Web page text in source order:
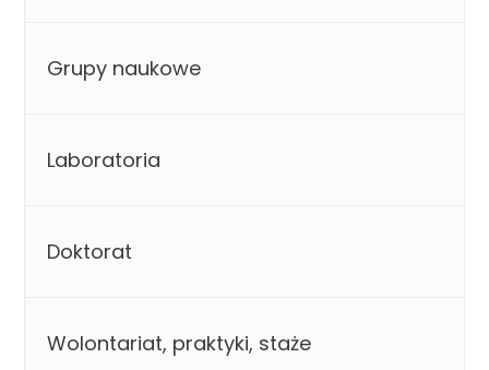
Grupy naukowe
Laboratoria
Doktorat
Wolontariat, praktyki, staże